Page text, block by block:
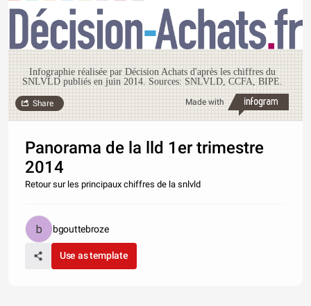
Infographie réalisée par Décision Achats d'après les chiffres du
SNLVLD publiés en juin 2014. Sources: SNLVLD, CCFA, BIPE.
Made with
Share
Panorama de la lld 1er trimestre
2014
Retour sur les principaux chiffres de la snlvld
bgouttebroze
Use as template